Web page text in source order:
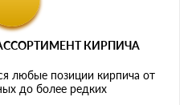
КИРПИЧА
любые позиции кирпича от
до более редких